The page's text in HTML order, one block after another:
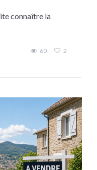
connaître la
60 2